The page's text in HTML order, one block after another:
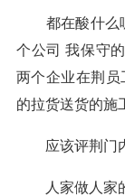
都在酸什么呢
个公司 我保守
两个企业在荆
的拉货送货的施
应该评荆门内
人家做人家的